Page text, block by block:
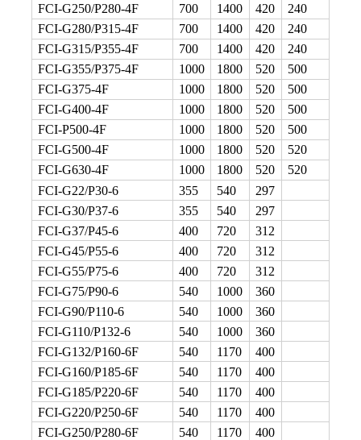
FCI-G250/P280-4F
700 1400 420
240
FCI-G280/P315-4F
700 1400 420
240
FCI-G315/P355-4F
700 1400 420
240
FCI-G355/P375-4F
1000 1800 520
500
FCI-G375-4F
1000 1800 520
500
FCI-G400-4F
1000 1800 520
500
FCI-P500-4F
1000 1800 520
500
FCI-G500-4F
1000 1800 520
520
FCI-G630-4F
1000 1800 520
520
FCI-G22/P30-6
355 540
297
FCI-G30/P37-6
355 540
297
FCI-G37/P45-6
400 720
312
FCI-G45/P55-6
400 720
312
FCI-G55/P75-6
400 720
312
FCI-G75/P90-6
540 1000
360
FCI-G90/P110-6
540 1000
360
FCI-G110/P132-6
540 1000
360
FCI-G132/P160-6F
540 1170
400
FCI-G160/P185-6F
540 1170
400
FCI-G185/P220-6F
540 1170
400
FCI-G220/P250-6F
540 1170
400
FCI-G250/P280-6F
540 1170
400